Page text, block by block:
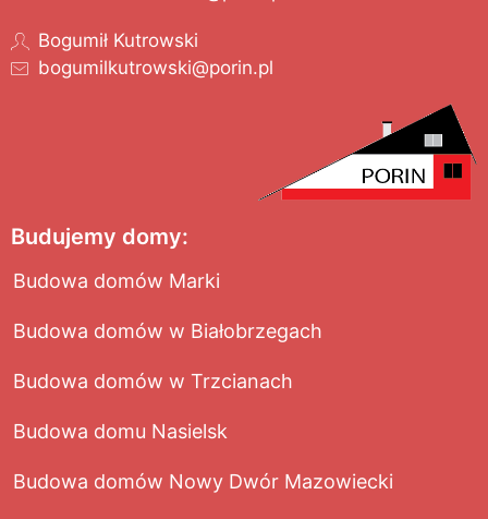
Bogumił Kutrowski
bogumilkutrowski@porin.pl
Budujemy domy:
Budowa domów Marki
Budowa domów w Białobrzegach
Budowa domów w Trzcianach
Budowa domu Nasielsk
Budowa domów Nowy Dwór Mazowiecki